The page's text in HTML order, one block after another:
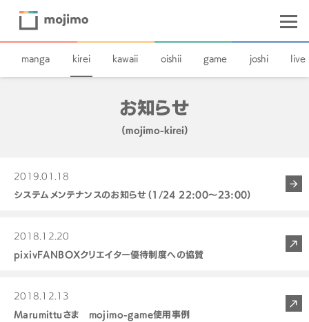
manga kirei kawaii oishii game joshi live
お知らせ
(mojimo-kirei)
2019.01.18
システムメンテナンスのお知らせ（1/24 22:00～23:00）
2018.12.20
pixivFANBOXクリエイター優待制度への協賛
2018.12.13
Marumittuさま mojimo-game使用事例